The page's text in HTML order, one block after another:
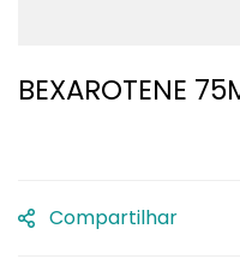
BEXAROTENE
Compartilhar